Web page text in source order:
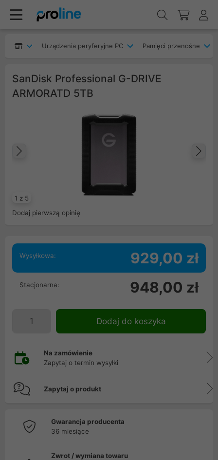
Urządzenia peryferyjne PC Pamięci przenośne
SanDisk Professional G-DRIVE
ARMORATD 5TB
1 z 5
Poprzedni
Dodaj pierwszą opinię
Wysyłkowa: 929,00 zł
Stacjonarna: 948,00 zł
Dodaj do koszyka
Na zamówienie
Zapytaj o termin wysyłki
Zapytaj o produkt
Gwarancja producenta
36 miesiące
Zwrot / wymiana towaru